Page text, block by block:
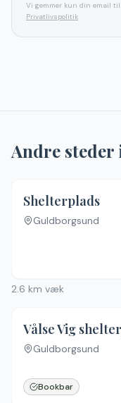
Vi gemmer kun din email
Privatlivspolitik
Andre
Shelterplads
Guldborgsund
2.6 km væk
Vålse Vig
Guldborgsund
Bookbar